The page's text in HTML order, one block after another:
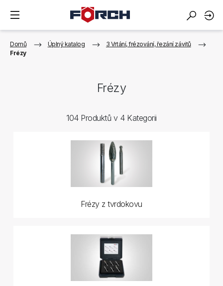
Domů Úplný katalog
3 Vrtání, frézování, řezání závitů
Frézy
Frézy
104 Produktů v 4 Kategorii
Frézy z tvrdokovu